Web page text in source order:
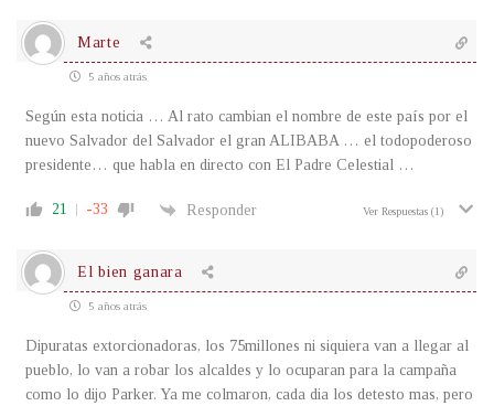
Marte
5 años atrás
Según esta noticia … Al rato cambian el nombre de este país por el
nuevo Salvador del Salvador el gran ALIBABA … el todopoderoso
presidente… que habla en directo con El Padre Celestial …
21 -33 Responder Ver Respuestas (1)
El bien ganara
5 años atrás
Dipuratas extorcionadoras, los 75millones ni siquiera van a llegar al
pueblo, lo van a robar los alcaldes y lo ocuparan para la campaña
como lo dijo Parker. Ya me colmaron, cada dia los detesto mas, pero